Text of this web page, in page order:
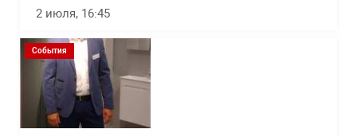
2 июля, 16:45
События